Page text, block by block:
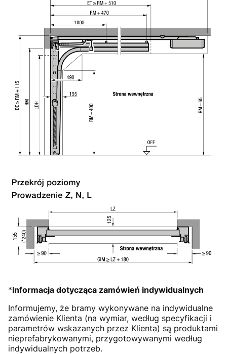
*Informacja dotycząca zamówień indywidualnych
Informujemy, że bramy wykonywane na indywidualne
zamówienie Klienta (na wymiar, według specyfikacji i
parametrów wskazanych przez Klienta) są produktami
nieprefabrykowanymi, przygotowywanymi według
indywidualnych potrzeb.